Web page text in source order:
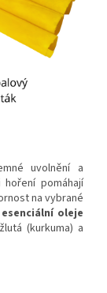
uvolnění a
pomáhají
na vybrané
esenciální oleje
(kurkuma) a